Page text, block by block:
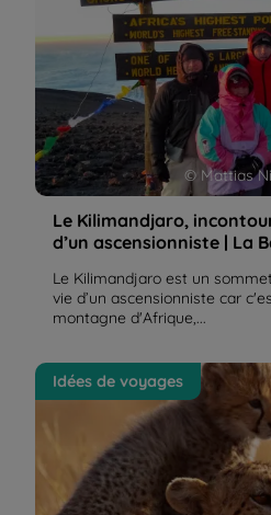
© Mattias
Le Kilimandjaro,
d’un ascensionniste | La
Le Kilimandjaro est un
vie d’un ascensionniste car
montagne d'Afrique,...
La Tanzanie, vaste terre de
La Balaguère
Idées de voyages